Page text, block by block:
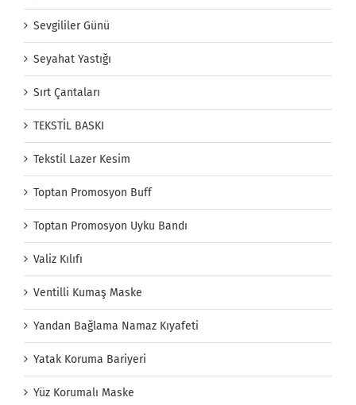
Sevgililer Günü
Seyahat Yastığı
Sırt Çantaları
TEKSTİL BASKI
Tekstil Lazer Kesim
Toptan Promosyon Buff
Toptan Promosyon Uyku Bandı
Valiz Kılıfı
Ventilli Kumaş Maske
Yandan Bağlama Namaz Kıyafeti
Yatak Koruma Bariyeri
Yüz Korumalı Maske